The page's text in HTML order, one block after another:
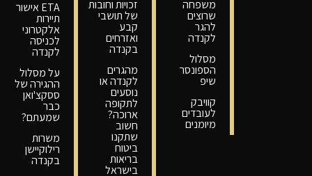
משפחה
שרוצים
להגר
לקנדה
מסלול
הספונסר
שיפ
קוויבק
לעובדים
מיומנים
זכויות וחובות
של תושבי
קבע
ואזרחים
בקנדה
מהגרים
לקנדה או
נוסעים
לתקופה
ארוכה?
חשוב
שתקנו
ביטוח
בריאות
בישראל
ETA אישור
תיירות
אלקטרוני
לכניסה
לקנדה
על מסלול
ההגירה של
ססקצ'ואן
כבר
שמעתם?
משרות
רילוקיישן
בקנדה